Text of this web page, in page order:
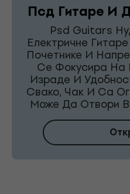
Псд Гитаре И
Psd Guitars
Електричне
Почетнике И
Се Фокусира На
Израде И
Свако, Чак И Са
Може Да Отвори